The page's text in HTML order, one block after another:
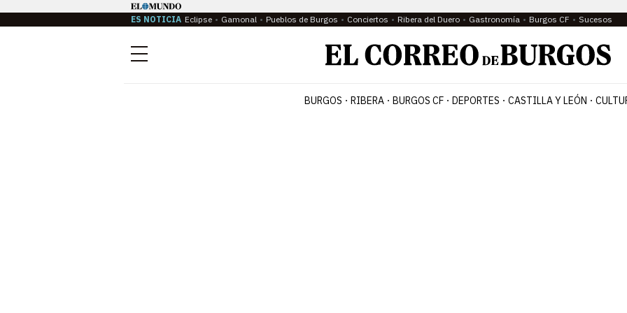
ES NOTICIA Eclipse Gamonal Pueblos de Burgos Conciertos Ribera del Duero Gastronomía Burgos CF Sucesos
Menú
BURGOS RIBERA BURGOS CF DEPORTES CASTILLA Y LEÓN